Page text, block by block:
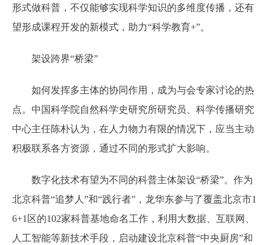
形式做科普，不仅能够实现科学知识的多维度传播，还有
望形成课程开发的新模式，助力“科学教育+”。
架设跨界“桥梁”
如何发挥多主体的协同作用，成为与会专家讨论的热
点。中国科学院自然科学史研究所研究员、科学传播研究
中心主任陈朴认为，在人力物力有限的情况下，应当主动
积极联系各方资源，通过不同的形式扩大影响。
数字化技术有望为不同的科普主体架设“桥梁”。作为
北京科普“追梦人”和“践行者”，龙华东参与了覆盖北京市1
6+1区的102家科普基地命名工作，利用大数据、互联网、
人工智能等新技术手段，启动建设北京科普“中央厨房”和